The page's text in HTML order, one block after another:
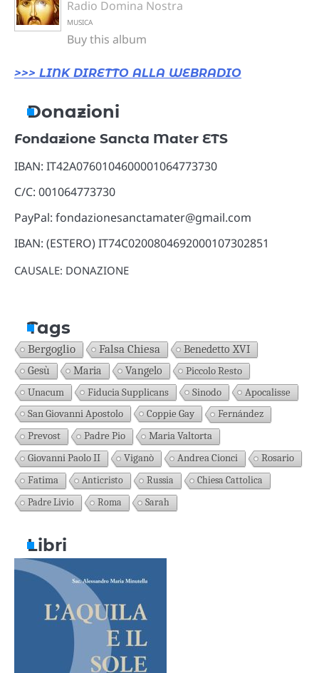
Radio Domina Nostra
MUSICA
Buy this album
>>> LINK DIRETTO ALLA WEBRADIO
Donazioni
Fondazione Sancta Mater ETS
IBAN: IT42A0760104600001064773730
C/C: 001064773730
PayPal: fondazionesanctamater@gmail.com
IBAN: (ESTERO) IT74C0200804692000107302851
CAUSALE: DONAZIONE
Tags
Bergoglio Falsa Chiesa Benedetto XVI
Gesù Maria Vangelo
Piccolo Resto
Unacum
Fiducia Supplicans Sinodo
Apocalisse
San Giovanni Apostolo
Coppie Gay
Fernández
Prevost
Padre Pio
Maria Valtorta
Giovanni Paolo II
Viganò Andrea Cionci
Rosario
Fatima
Anticristo Russia
Chiesa Cattolica
Padre Livio
Roma Sarah
Libri